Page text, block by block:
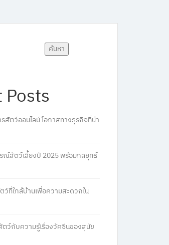
ค้นหา
Posts
สัตว์ออนไลน์ โอกาสทางธุรกิจที่น่า
ณ์สัตว์เลี้ยงปี 2025 พร้อมกลยุทธ์
ที่ใกล้บ้านเพื่อความสะดวกใน
ว์กับความรู้เรื่องวัคซีนของสุนัข